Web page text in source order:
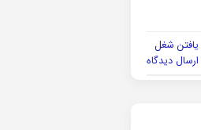
یافتن شغل
ارسال دیدگاه